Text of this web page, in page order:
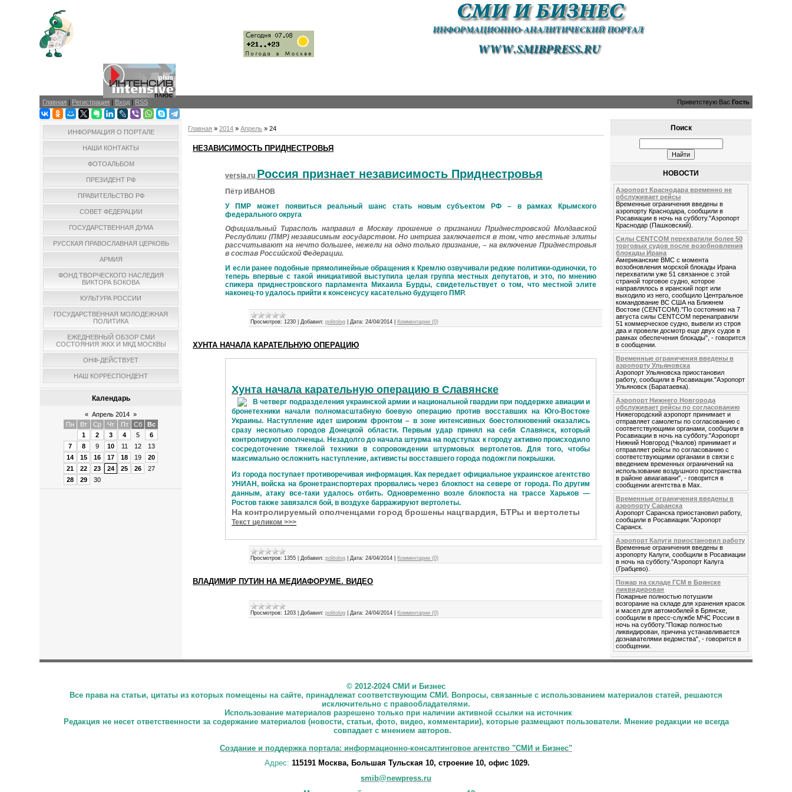
Главная | Регистрация | Вход | RSS Приветствую Вас Гость
ИНФОРМАЦИЯ О ПОРТАЛЕ
НАШИ КОНТАКТЫ
ФОТОАЛЬБОМ
ПРЕЗИДЕНТ РФ
ПРАВИТЕЛЬСТВО РФ
СОВЕТ ФЕДЕРАЦИИ
ГОСУДАРСТВЕННАЯ ДУМА
РУССКАЯ ПРАВОСЛАВНАЯ ЦЕРКОВЬ
АРМИЯ
ФОНД ТВОРЧЕСКОГО НАСЛЕДИЯ
ВИКТОРА БОКОВА
КУЛЬТУРА РОССИИ
ГОСУДАРСТВЕННАЯ МОЛОДЕЖНАЯ
ПОЛИТИКА
ЕЖЕДНЕВНЫЙ ОБЗОР СМИ
СОСТОЯНИЯ ЖКХ И МКД МОСКВЫ
ОНФ-ДЕЙСТВУЕТ
НАШ КОРРЕСПОНДЕНТ
Календарь
« Апрель 2014 »
Пн
Вт Ср Чт Пт Сб
Вс
1
2 3 4 5
6
7
8 9 10 11 12
13
14
15 16 17 18 19
20
21
22 23 24 25 26
27
28
29 30
Главная »2014 » Апрель » 24
НЕЗАВИСИМОСТЬ ПРИДНЕСТРОВЬЯ
versia.ru Россия признает независимость Приднестровья
Пётр ИВАНОВ
У ПМР может появиться реальный шанс стать новым субъектом РФ – в рамках Крымского
федерального округа
Официальный Тирасполь направил в Москву прошение о признании Приднестровской Молдавской
Республики (ПМР) независимым государством. Но интрига заключается в том, что местные элиты
рассчитывают на нечто большее, нежели на одно только признание, – на включение Приднестровья
в состав Российской Федерации.
И если ранее подобные прямолинейные обращения к Кремлю озвучивали редкие политики-одиночки, то
теперь впервые с такой инициативой выступила целая группа местных депутатов, и это, по мнению
спикера приднестровского парламента Михаила Бурды, свидетельствует о том, что местной элите
наконец-то удалось прийти к консенсусу касательно будущего ПМР.
Просмотров: 1230 Добавил: politolog Дата: 24/04/2014 Комментарии (0)
ХУНТА НАЧАЛА КАРАТЕЛЬНУЮ ОПЕРАЦИЮ
Хунта начала карательную операцию в Славянске
В четверг подразделения украинской армии и национальной гвардии при поддержке авиации и
бронетехники начали полномасштабную боевую операцию против восставших на Юго-Востоке
Украины. Наступление идет широким фронтом – в зоне интенсивных боестолкновений оказались
сразу несколько городов Донецкой области. Первым удар принял на себя Славянск, который
контролируют ополченцы. Незадолго до начала штурма на подступах к городу активно происходило
сосредоточение тяжелой техники в сопровождении штурмовых вертолетов. Для того, чтобы
максимально осложнить наступление, активисты восставшего города подожгли покрышки.
Из города поступает противоречивая информация. Как передает официальное украинское агентство
УНИАН, войска на бронетранспортерах прорвались через блокпост на севере от города. По другим
данным, атаку все-таки удалось отбить. Одновременно возле блокпоста на трассе Харьков —
Ростов также завязался бой, в воздухе барражируют вертолеты.
На контролируемый ополченцами город брошены нацгвардия, БТРы и вертолеты
Текст целиком >>>
Просмотров: 1355 Добавил: politolog Дата: 24/04/2014 Комментарии (0)
ВЛАДИМИР ПУТИН НА МЕДИАФОРУМЕ. ВИДЕО
Просмотров: 1203 Добавил: politolog Дата: 24/04/2014 Комментарии (0)
Поиск
НОВОСТИ
Аэропорт Краснодара временно не
обслуживает рейсы
Временные ограничения введены в
аэропорту Краснодара, сообщили в
Росавиации в ночь на субботу."Аэропорт
Краснодар (Пашковский).
Силы CENTCOM перехватили более 50
торговых судов после возобновления
блокады Ирана
Американские ВМС с момента
возобновления морской блокады Ирана
перехватили уже 51 связанное с этой
страной торговое судно, которое
направлялось в иранский порт или
выходило из него, сообщило Центральное
командование ВС США на Ближнем
Востоке (CENTCOM)."По состоянию на 7
августа силы CENTCOM перенаправили
51 коммерческое судно, вывели из строя
два и провели досмотр еще двух судов в
рамках обеспечения блокады", - говорится
в сообщении.
Временные ограничения введены в
аэропорту Ульяновска
Аэропорт Ульяновска приостановил
работу, сообщили в Росавиации."Аэропорт
Ульяновск (Баратаевка).
Аэропорт Нижнего Новгорода
обслуживает рейсы по согласованию
Нижегородский аэропорт принимает и
отправляет самолеты по согласованию с
соответствующими органами, сообщили в
Росавиации в ночь на субботу."Аэропорт
Нижний Новгород (Чкалов) принимает и
отправляет рейсы по согласованию с
соответствующими органами в связи с
введением временных ограничений на
использование воздушного пространства
в районе авиагавани", - говорится в
сообщении агентства в Max.
Временные ограничения введены в
аэропорту Саранска
Аэропорт Саранска приостановил работу,
сообщили в Росавиации."Аэропорт
Саранск.
Аэропорт Калуги приостановил работу
Временные ограничения введены в
аэропорту Калуги, сообщили в Росавиации
в ночь на субботу."Аэропорт Калуга
(Грабцево).
Пожар на складе ГСМ в Брянске
ликвидирован
Пожарные полностью потушили
возгорание на складе для хранения красок
и масел для автомобилей в Брянске,
сообщили в пресс-службе МЧС России в
ночь на субботу."Пожар полностью
ликвидирован, причина устанавливается
дознавателями ведомства", - говорится в
сообщении.
© 2012-2024 СМИ и Бизнес
Все права на статьи, цитаты из которых помещены на сайте, принадлежат соответствующим СМИ. Вопросы, связанные с использованием материалов статей, решаются
исключительно с правообладателями.
Использование материалов разрешено только при наличии активной ссылки на источник
Редакция не несет ответственности за содержание материалов (новости, статьи, фото, видео, комментарии), которые размещают пользователи. Мнение редакции не всегда
совпадает с мнением авторов.
Создание и поддержка портала: информационно-консалтинговое агентство "СМИ и Бизнес"
Адрес: 115191 Москва, Большая Тульская 10, строение 10, офис 1029.
smib@newpress.ru